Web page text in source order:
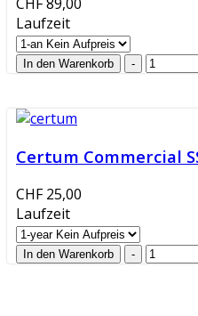
Laufzeit
Certum Commercial
CHF 25,00
Laufzeit